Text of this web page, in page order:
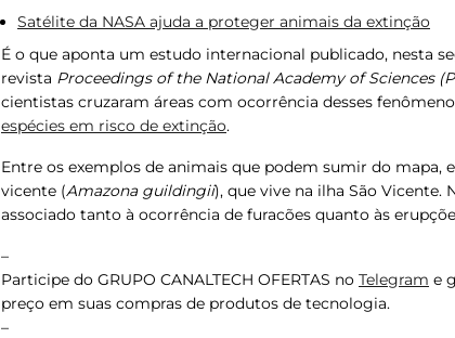
Satélite da NASA ajuda a proteger animais da extinção
É o que aponta um estudo internacional publicado, nesta
revista Proceedings of the National Academy of Sciences
cientistas cruzaram áreas com ocorrência desses
espécies em risco de extinção.
Entre os exemplos de animais que podem sumir do mapa,
vicente (Amazona guildingii), que vive na ilha São Vicente.
associado tanto à ocorrência de furacões quanto às
–
Participe do GRUPO CANALTECH OFERTAS no Telegram e
preço em suas compras de produtos de tecnologia.
–